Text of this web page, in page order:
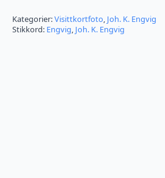
Kategorier:Visittkortfoto, Joh. K. Engvig
Stikkord: Engvig, Joh. K. Engvig